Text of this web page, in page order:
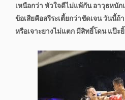
เหนือกว่า หัวใจดีไม่แพ้กัน อาวุธหนัก
ข้อเสียคือสรีระเตี้ยกว่าชัดเจนวันนี้ถ้
หรือเจาะยางไม่แตก มีสิทธิ์โดน แป๊